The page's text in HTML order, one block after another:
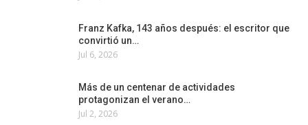
Franz Kafka, 143 años después: el escritor que
convirtió un…
Jul 6, 2026
Más de un centenar de actividades
protagonizan el verano…
Jul 2, 2026